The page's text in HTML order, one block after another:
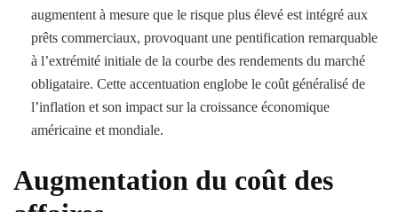
augmentent à mesure que le risque plus élevé est intégré aux
prêts commerciaux, provoquant une pentification remarquable
à l’extrémité initiale de la courbe des rendements du marché
obligataire. Cette accentuation englobe le coût généralisé de
l’inflation et son impact sur la croissance économique
américaine et mondiale.
Augmentation du coût des